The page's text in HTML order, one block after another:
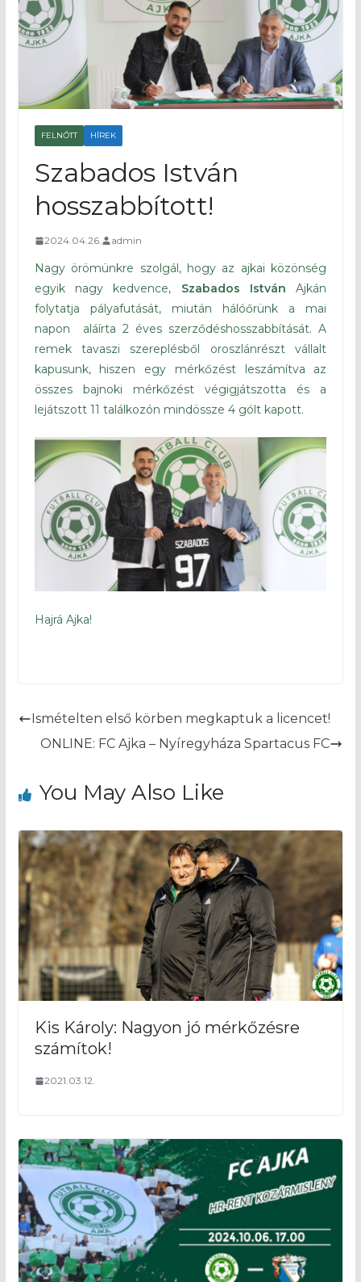
FELNŐTT HÍREK
Szabados István
hosszabbított!
2024.04.26. admin
Nagy örömünkre szolgál, hogy az ajkai közönség
egyik nagy kedvence, Szabados István Ajkán
folytatja pályafutását, miután hálóőrünk a mai
napon aláírta 2 éves szerződéshosszabbítását. A
remek tavaszi szereplésből oroszlánrészt vállalt
kapusunk, hiszen egy mérkőzést leszámítva az
összes bajnoki mérkőzést végigjátszotta és a
lejátszott 11 találkozón mindössze 4 gólt kapott.
Hajrá Ajka!
Ismételten első körben megkaptuk a licencet!
ONLINE: FC Ajka – Nyíregyháza Spartacus FC
You May Also Like
Kis Károly: Nagyon jó mérkőzésre
számítok!
2021.03.12.